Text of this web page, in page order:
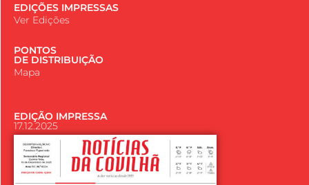
EDIÇÕES IMPRESSAS
Ver Edições
PONTOS
DE DISTRIBUIÇÃO
Mapa
EDIÇÃO IMPRESSA
17.12.2025